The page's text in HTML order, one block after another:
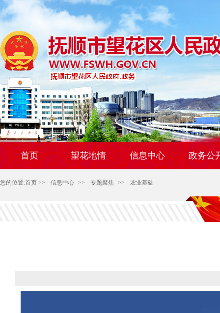
首页 望花地情 信息中心 政务公
您的位置:首页 >> 信息中心 >> 专题聚焦 >> 农业基础